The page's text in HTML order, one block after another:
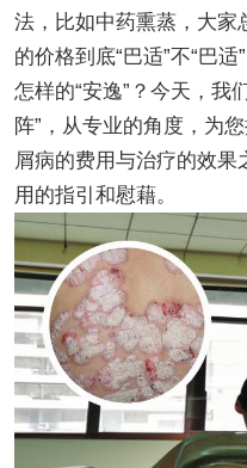
法，比如中药熏蒸，大家
的价格到底“巴适”不“巴
怎样的“安逸”？今天，我
阵”，从专业的角度，为
屑病的费用与治疗的效
用的指引和慰藉。